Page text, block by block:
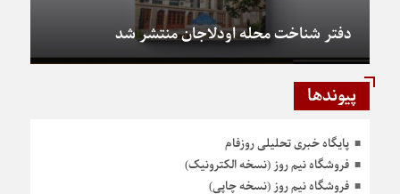
دفتر شناخت محله اودلاجان منتشر شد
پیوندها
پایگاه خبری تحلیلی روزفام
فروشگاه نیم روز (نسخه الکترونیک)
فروشگاه نیم روز (نسخه چاپی)